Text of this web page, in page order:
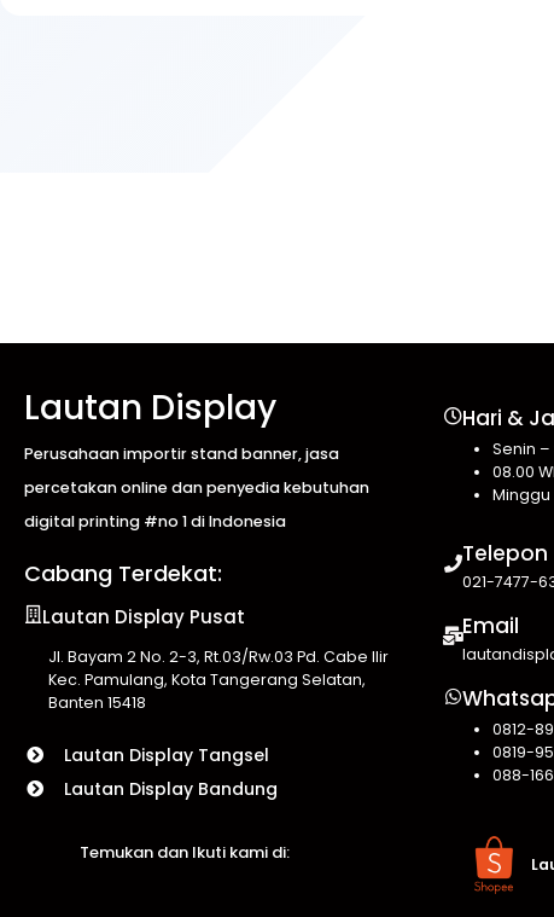
Lautan Display
Perusahaan importir stand banner, jasa
percetakan online dan penyedia kebutuhan
digital printing #no 1 di Indonesia
Cabang Terdekat:
Lautan Display Pusat
Jl. Bayam 2 No. 2-3, Rt.03/Rw.03 Pd. Cabe Ilir
Kec. Pamulang, Kota Tangerang Selatan,
Banten 15418
Lautan Display Tangsel
Lautan Display Bandung
Hari &
Senin
08.00
Minggu
Telepon
021-7477-
Email
0812-
0819-
088-
Temukan dan Ikuti kami di: